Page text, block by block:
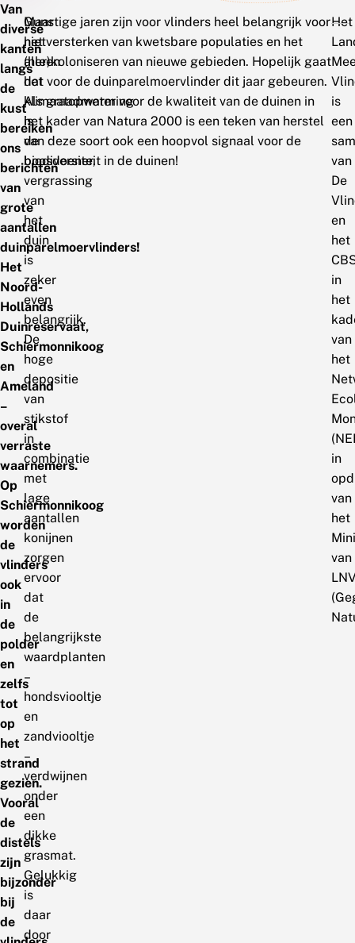
Van
diverse
kanten
langs
de
kust
bereiken
ons
berichten
van
grote
aantallen
duinparelmoervlinders!
Het
Noord-
Hollands
Duinreservaat,
Schiermonnikoog
en
Ameland
–
overal
verraste
waarnemers.
Op
Schiermonnikoog
worden
de
vlinders
ook
in
de
polder
en
zelfs
tot
op
het
strand
gezien.
Vooral
de
distels
zijn
bijzonder
bij
de
Maar
niet
alleen
het
klimaatopwarming
is
de
boosdoener,
vergrassing
van
het
duin
is
zeker
even
belangrijk.
De
hoge
depositie
van
stikstof
in
combinatie
met
lage
aantallen
konijnen
zorgen
ervoor
dat
de
belangrijkste
waardplanten
–
hondsviooltje
en
zandviooltje
–
verdwijnen
onder
een
dikke
grasmat.
Gelukkig
is
daar
door
Gunstige jaren zijn voor vlinders heel belangrijk voor
het versterken van kwetsbare populaties en het
(her)koloniseren van nieuwe gebieden. Hopelijk gaat
dat voor de duinparelmoervlinder dit jaar gebeuren.
Als graadmeter voor de kwaliteit van de duinen in
het kader van Natura 2000 is een teken van herstel
van deze soort ook een hoopvol signaal voor de
biodiversiteit in de duinen!
Het
is
een
van
De
en
het
in
het
van
het
in
van
het
van